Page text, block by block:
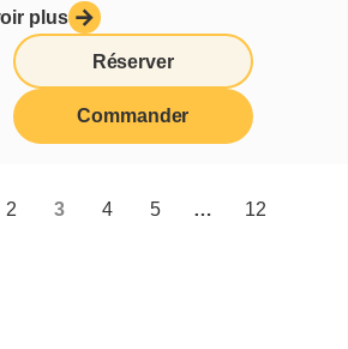
plus
Réserver
Commander
2 3 4 5 … 12